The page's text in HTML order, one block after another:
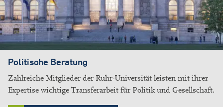
Politische Beratung
Zahlreiche Mitglieder der Ruhr-Universität leisten mit ihrer
Expertise wichtige Transferarbeit für Politik und Gesellschaft.